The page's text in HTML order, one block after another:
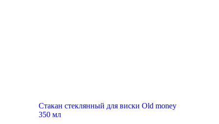
Стакан стеклянный для виски Old money
350 мл